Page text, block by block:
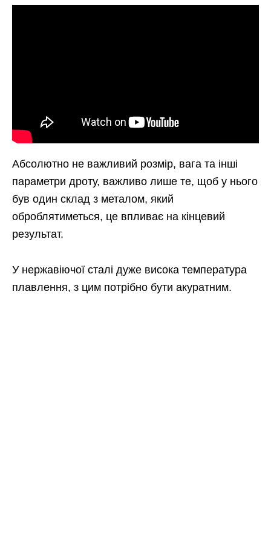
Абсолютно не важливий розмір, вага та інші
параметри дроту, важливо лише те, щоб у нього
був один склад з металом, який
оброблятиметься, це впливає на кінцевий
результат.
У нержавіючої сталі дуже висока температура
плавлення, з цим потрібно бути акуратним.